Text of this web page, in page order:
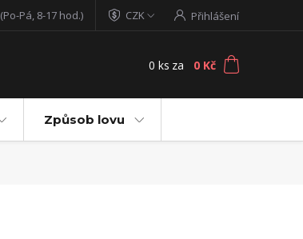
CZK Přihlášení
(Po-Pá, 8-17 hod.)
0 ks za 0 Kč
Způsob lovu